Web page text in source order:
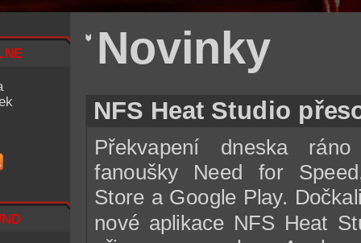
Novinky
NFS Heat Studio
Překvapení dneska
fanoušky Need for
Store a Google Play.
nové aplikace NFS Heat